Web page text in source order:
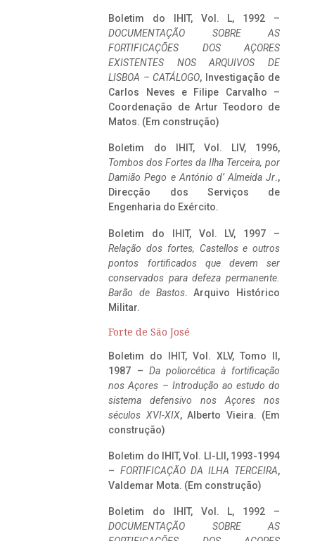
Boletim do IHIT, Vol. L, 1992 –
DOCUMENTAÇÃO SOBRE AS
FORTIFICAÇÕES DOS AÇORES
EXISTENTES NOS ARQUIVOS DE
LISBOA – CATÁLOGO, Investigação de
Carlos Neves e Filipe Carvalho –
Coordenação de Artur Teodoro de
Matos. (Em construção)
Boletim do IHIT, Vol. LIV, 1996,
Tombos dos Fortes da Ilha Terceira, por
Damião Pego e António d’ Almeida Jr.,
Direcção dos Serviços de
Engenharia do Exército.
Boletim do IHIT, Vol. LV, 1997 –
Relação dos fortes, Castellos e outros
pontos fortificados que devem ser
conservados para defeza permanente.
Barão de Bastos. Arquivo Histórico
Militar.
Forte de São José
Boletim do IHIT, Vol. XLV, Tomo II,
1987 – Da poliorcética à fortificação
nos Açores – Introdução ao estudo do
sistema defensivo nos Açores nos
séculos XVI-XIX, Alberto Vieira. (Em
construção)
Boletim do IHIT, Vol. LI-LII, 1993-1994
– FORTIFICAÇÃO DA ILHA TERCEIRA,
Valdemar Mota. (Em construção)
Boletim do IHIT, Vol. L, 1992 –
DOCUMENTAÇÃO SOBRE AS